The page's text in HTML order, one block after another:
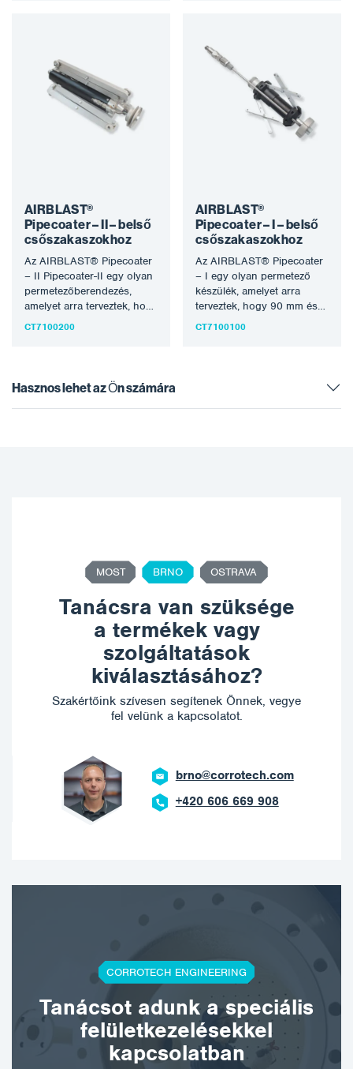
AIRBLAST®
Pipecoater – II – belső
csőszakaszokhoz
Az AIRBLAST® Pipecoater
– II Pipecoater-II egy olyan
permetezőberendezés,
amelyet arra terveztek, hogy
a 180 mm és 950 mm (7″…
CT7100200
AIRBLAST®
Pipecoater – I – belső
csőszakaszokhoz
Az AIRBLAST® Pipecoater
– I egy olyan permetező
készülék, amelyet arra
terveztek, hogy 90 mm és
180 mm (4″ –…
CT7100100
Hasznos lehet az Ön számára
MOST BRNO OSTRAVA
Tanácsra van szüksége
a termékek vagy
szolgáltatások
kiválasztásához?
Szakértőink szívesen segítenek Önnek, vegye
fel velünk a kapcsolatot.
brno@corrotech.com
+420 606 669 908
CORROTECH ENGINEERING
Tanácsot adunk a speciális
felületkezelésekkel
kapcsolatban